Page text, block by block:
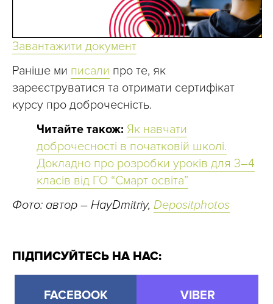
Завантажити документ
Раніше ми писали про те, як
зареєструватися та отримати сертифікат
курсу про доброчесність.
Читайте також: Як навчати
доброчесності в початковій школі.
Докладно про розробки уроків для 3–4
класів від ГО “Смарт освіта”
Фото: автор – HayDmitriy, Depositphotos
ПІДПИСУЙТЕСЬ НА НАС:
FACEBOOK VIBER